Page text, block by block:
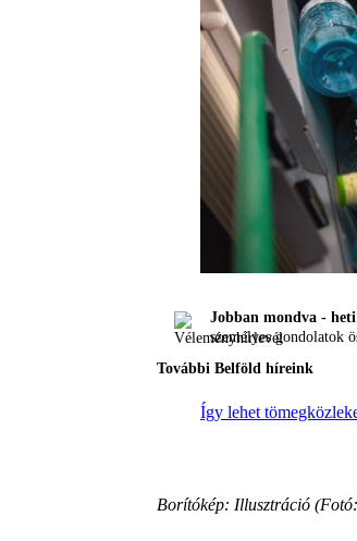
Jobban mondva -
személyes gondolatok
További Belföld híreink
Így lehet
Borítókép: Illusztráció